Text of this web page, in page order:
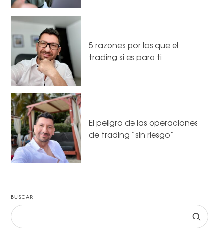
5 razones por las que el
trading si es para ti
El peligro de las operaciones
de trading “sin riesgo”
BUSCAR